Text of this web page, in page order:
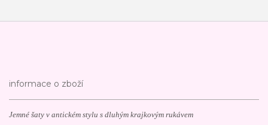
informace o zboží
Jemné šaty v antickém stylu s dluhým krajkovým rukávem